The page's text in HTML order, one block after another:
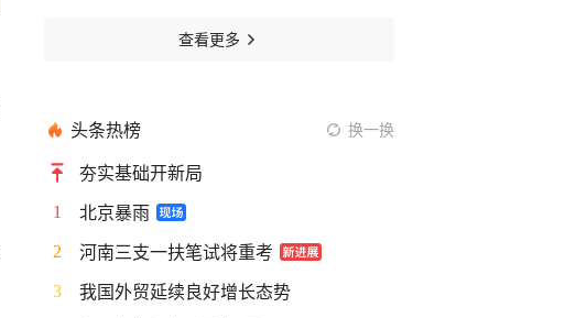
查看更多
头条热榜 换一换
夯实基础开新局
1 北京暴雨
2 河南三支一扶笔试将重考
3 我国外贸延续良好增长态势